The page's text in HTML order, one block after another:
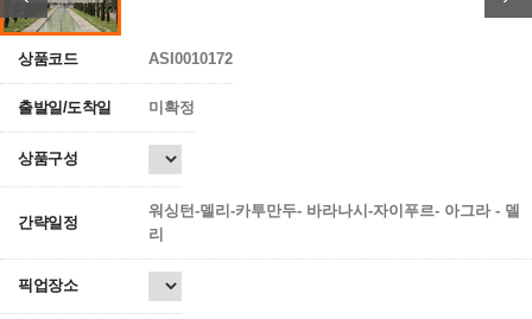
상품코드 ASI0010172
출발일/도착일 미확정
상품구성
간략일정
워싱턴-델리-카투만두- 바라나시-자이푸르- 아그라 - 델
리
픽업장소